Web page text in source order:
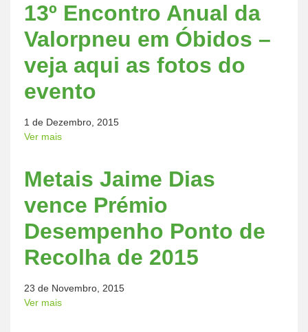
13º Encontro Anual da
Valorpneu em Óbidos –
veja aqui as fotos do
evento
1 de Dezembro, 2015
Ver mais
Metais Jaime Dias
vence Prémio
Desempenho Ponto de
Recolha de 2015
23 de Novembro, 2015
Ver mais